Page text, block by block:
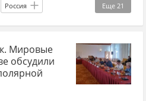
Еще 21
Россия
Борис Джонсон
мир
геополитика
Мировые
обсудили